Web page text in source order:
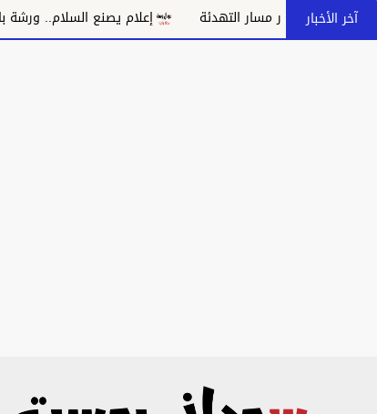
آخر الأخبار
بانهيار مسار التهدئة إعلام يصنع السلام.. ورشة بالدبة